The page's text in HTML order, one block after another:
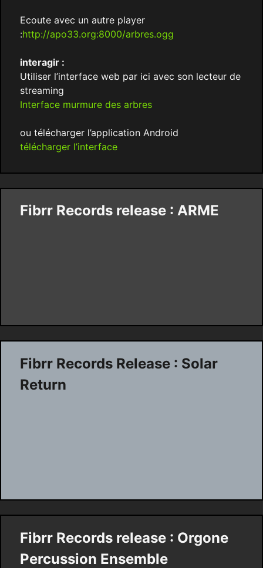
Ecoute avec un autre player
:http://apo33.org:8000/arbres.ogg
interagir :
Utiliser l’interface web par ici avec son lecteur de
streaming
Interface murmure des arbres
ou télécharger l’application Android
télécharger l’interface
Fibrr Records release : ARME
Fibrr Records Release : Solar
Return
Fibrr Records release : Orgone
Percussion Ensemble